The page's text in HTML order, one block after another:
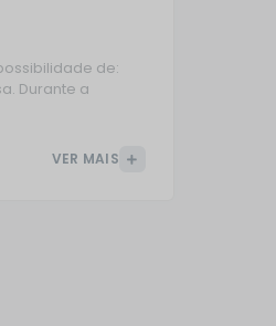
de:
Durante a
VER MAIS